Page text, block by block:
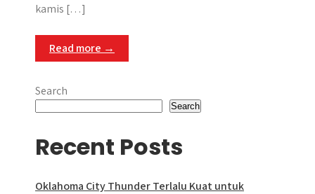
kamis […]
Read more →
Search
Search
Recent Posts
Oklahoma City Thunder Terlalu Kuat untuk